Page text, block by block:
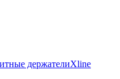
держателиXline